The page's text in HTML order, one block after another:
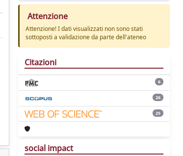
Attenzione
Attenzione! I dati visualizzati non sono stati
sottoposti a validazione da parte dell'ateneo
Citazioni
6
26
25
social impact